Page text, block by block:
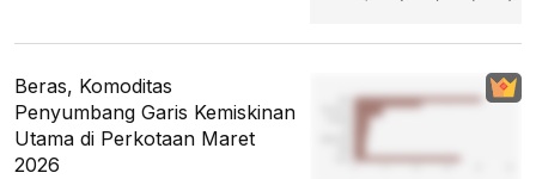
Beras, Komoditas
Penyumbang Garis Kemiskinan
Utama di Perkotaan Maret
2026